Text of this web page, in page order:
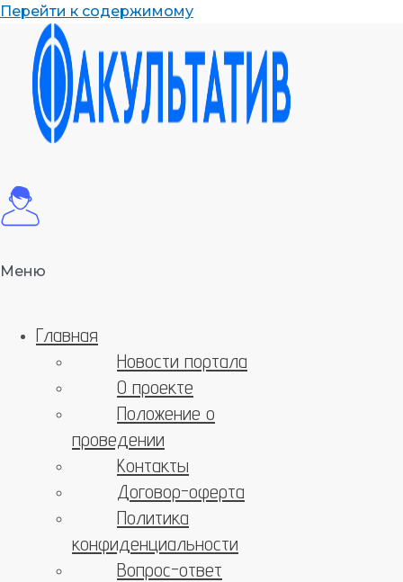
Перейти к содержимому
Меню
Главная
Новости портала
О проекте
Положение о
проведении
Контакты
Договор-оферта
Политика
конфиденциальности
Вопрос-ответ